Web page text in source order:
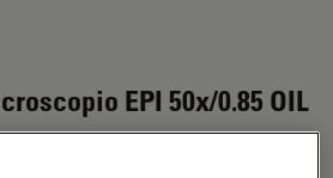
EPI 50x/0.85 OIL